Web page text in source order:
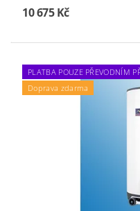
10 675 Kč
PLATBA POUZE PŘEVODNÍM
Doprava zdarma